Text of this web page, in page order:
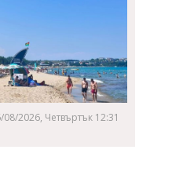
08/2026, Четвъртък 12:31